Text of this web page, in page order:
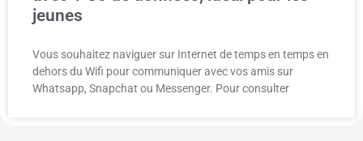
jeunes
Vous souhaitez naviguer sur Internet de temps en temps en
dehors du Wifi pour communiquer avec vos amis sur
Whatsapp, Snapchat ou Messenger. Pour consulter